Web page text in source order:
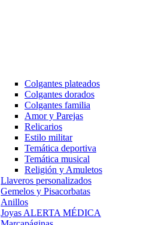
Colgantes plateados
Colgantes dorados
Colgantes familia
Amor y Parejas
Relicarios
Estilo militar
Temática deportiva
Temática musical
Religión y Amuletos
Llaveros personalizados
Gemelos y Pisacorbatas
Anillos
Joyas ALERTA MÉDICA